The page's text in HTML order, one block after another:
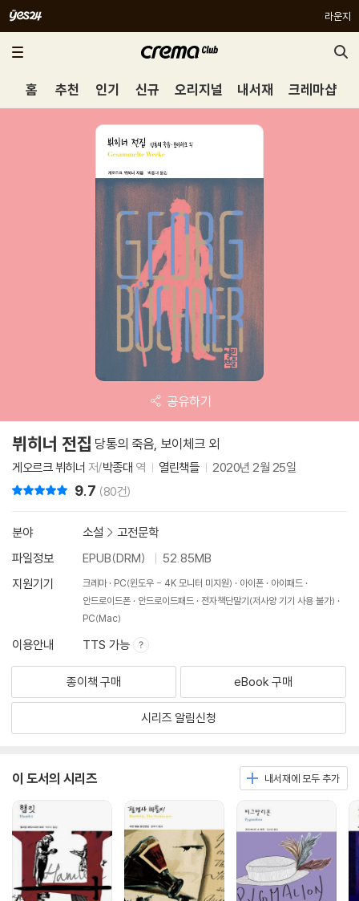
라운지
홈 추천 인기 신규 오리지널 내서재 크레마샵
공유하기
뷔히너 전집 당통의 죽음, 보이체크 외
게오르크 뷔히너 저/박종대 역 열린책들 2020년 2월 25일
9.7 (80건)
분야 소설 > 고전문학
파일정보
EPUB(DRM)
52.85MB
지원기기
크레마 PC(윈도우 - 4K 모니터 미지원) 아이폰
아이패드
안드로이드폰
안드로이드패드
전자책단말기(저사양 기기 사용 불가)
PC(Mac)
이용안내 TTS 가능
종이책 구매 eBook 구매
시리즈 알림신청
이 도서의 시리즈 내서재에 모두 추가